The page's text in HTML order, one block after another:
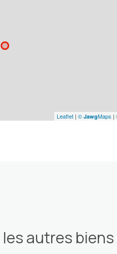
Leaflet | © JawgMaps |
les autres